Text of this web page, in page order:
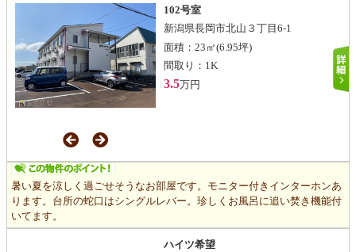
102号室
新潟県長岡市北山３丁目6-1
面積： 23㎡(6.95坪)
間取り： 1K
3.5万円
暑い夏を涼しく過ごせそうなお部屋です。モニター付きインターホンあ
ります。台所の蛇口はシングルレバー。珍しくお風呂に追い焚き機能付
いてます。
ハイツ希望